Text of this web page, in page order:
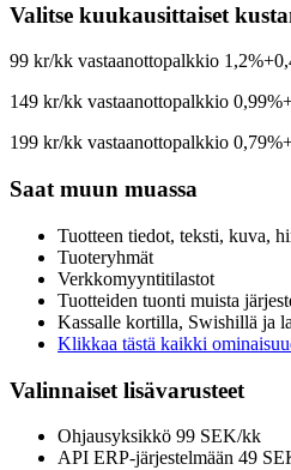
Valitse kuukausittaiset
99 kr/kk vastaanottopalkkio
149 kr/kk vastaanottopalkkio
199 kr/kk vastaanottopalkkio
Saat muun muassa
Tuotteen tiedot, teksti, kuva,
Tuoteryhmät
Verkkomyyntitilastot
Tuotteiden tuonti muista
Kassalle kortilla, Swishillä ja
Klikkaa tästä kaikki
Valinnaiset lisävarusteet
Ohjausyksikkö 99 SEK/kk
API ERP-järjestelmään 49